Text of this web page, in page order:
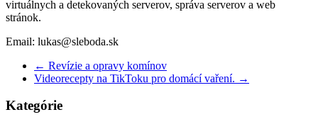
virtuálnych a detekovaných serverov, správa serverov a web
stránok.
Email: lukas@sleboda.sk
← Revízie a opravy komínov
Videorecepty na TikToku pro domácí vaření. →
Kategórie